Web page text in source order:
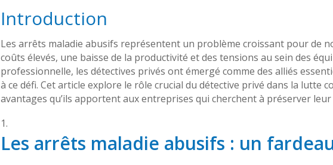
Introduction
Les arrêts maladie abusifs représentent un problème croissant pour de
coûts élevés, une baisse de la productivité et des tensions au sein des
professionnelle, les détectives privés ont émergé comme des alliés
à ce défi. Cet article explore le rôle crucial du détective privé dans la lutte
avantages qu’ils apportent aux entreprises qui cherchent à préserver
Les arrêts maladie abusifs : un